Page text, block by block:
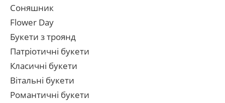
Соняшник
Flower Day
Букети з троянд
Патріотичні букети
Класичні букети
Вітальні букети
Романтичні букети